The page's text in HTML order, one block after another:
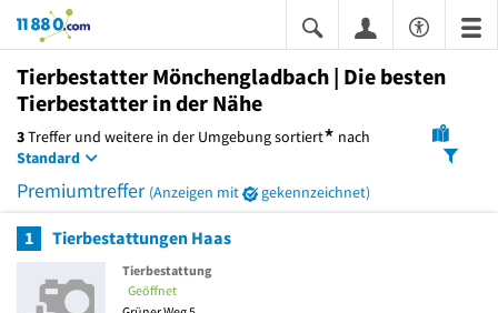
11880.com
Tierbestatter Mönchengladbach | Die besten
Tierbestatter in der Nähe
3Treffer und weitere in der Umgebungsortiert* nach
Standard
Premiumtreffer (Anzeigen mit gekennzeichnet)
1 Tierbestattungen Haas
Tierbestattung
Geöffnet